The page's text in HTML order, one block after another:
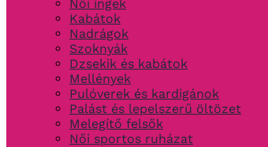
Női ingek
Kabátok
Nadrágok
Szoknyák
Dzsekik és kabátok
Mellények
Pulóverek és kardigánok
Palást és lepelszerű öltözet
Melegítő felsők
Női sportos ruházat